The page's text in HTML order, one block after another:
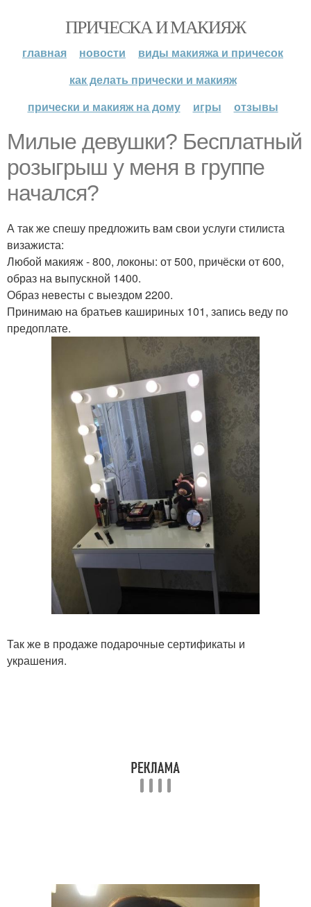
ПРИЧЕСКА И МАКИЯЖ
главная новости
виды макияжа и причесок
как делать прически и макияж
прически и макияж на дому
игры отзывы
Милые девушки? Бесплатный
розыгрыш у меня в группе
начался?
А так же спешу предложить вам свои услуги стилиста
визажиста:
Любой макияж - 800, локоны: от 500, причёски от 600,
образ на выпускной 1400.
Образ невесты с выездом 2200.
Принимаю на братьев кашириных 101, запись веду по
предоплате.
Так же в продаже подарочные сертификаты и
украшения.